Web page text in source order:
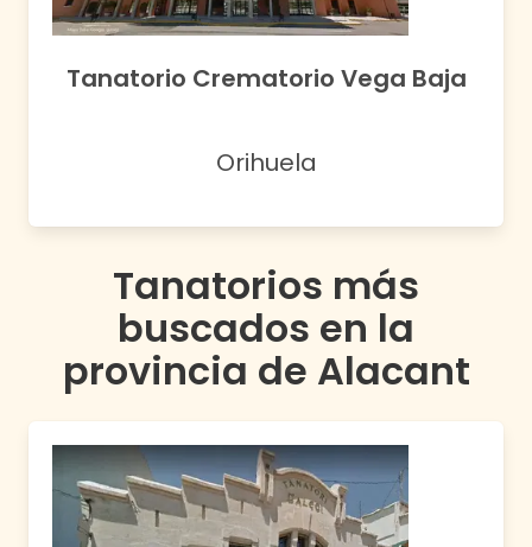
Tanatorio Crematorio Vega Baja
Orihuela
Tanatorios más
buscados en la
provincia de Alacant